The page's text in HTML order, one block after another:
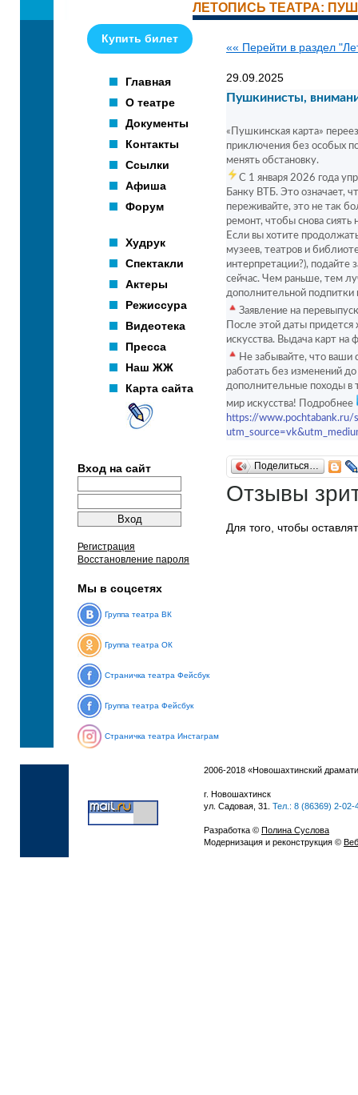
ЛЕТОПИСЬ ТЕАТРА:
Купить билет
Главная
О театре
Документы
Контакты
Ссылки
Афиша
Форум
Худрук
Спектакли
Актеры
Режиссура
Видеотека
Пресса
Наш ЖЖ
Карта сайта
Вход на сайт
Регистрация
Восстановление пароля
Мы в соцсетях
Группа театра ВК
Группа театра ОК
Страничка театра Фейсбук
Группа театра Фейсбук
Страничка театра Инстаграм
«« Перейти в раздел
29.09.2025
Пушкинисты,
«Пушкинская карта»
приключения без особых
менять обстановку.
С 1 января 2026 года
Банку ВТБ. Это означает,
переживайте, это не так
ремонт, чтобы снова сиять
Если вы хотите
музеев, театров и
интерпретации?), подайте
сейчас. Чем раньше, тем
дополнительной подпитки
Заявление на
После этой даты
искусства. Выдача карт на
Не забывайте, что
работать без изменений
дополнительные походы в
мир искусства! Подробнее
https://www.pochtabank.ru/
Поделиться…
Отзывы
Для того, чтобы
2006-2018 «Новошахтинский
г. Новошахтинск
ул. Садовая, 31. Тел.: 8 (86369) 2-02-
Разработка © Полина Суслова
Модернизация и реконструкция ©